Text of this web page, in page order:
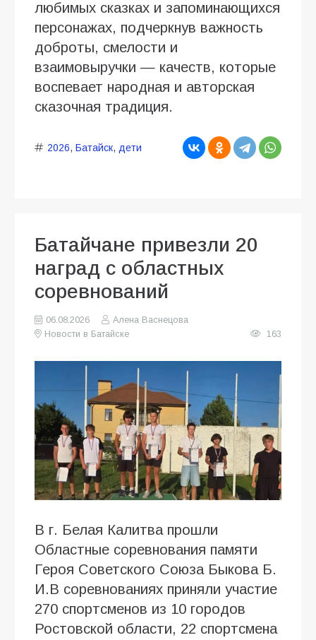
любимых сказках и запоминающихся
персонажах, подчеркнув важность
доброты, смелости и
взаимовыручки — качеств, которые
воспевает народная и авторская
сказочная традиция.
2026, Батайск, дети
Батайчане привезли 20
наград с областных
соревнований
06.08.2026
Алена Васнецова
Новости в Батайске
163
В г. Белая Калитва прошли
Областные соревнования памяти
Героя Советского Союза Быкова Б.
И.В соревнованиях приняли участие
270 спортсменов из 10 городов
Ростовской области, 22 спортсмена